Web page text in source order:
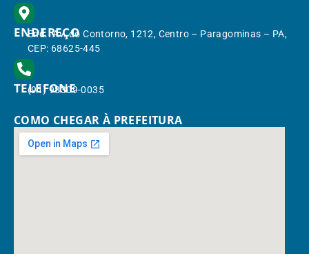
ENDEREÇO
End.: Av. do Contorno, 1212, Centro – Paragominas – PA,
CEP: 68625-445
TELEFONE
(91) 98309-0035
COMO CHEGAR À PREFEITURA